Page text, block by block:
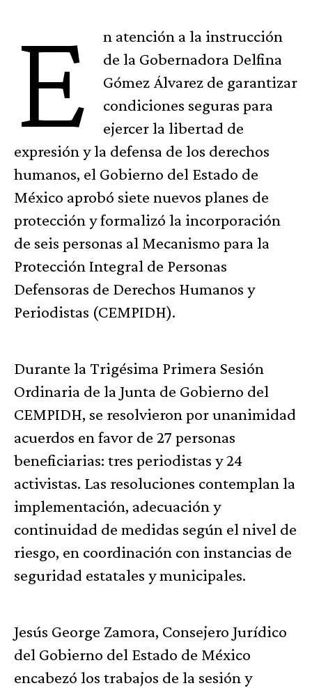
E
n atención a la instrucción
de la Gobernadora Delfina
Gómez Álvarez de garantizar
condiciones seguras para
ejercer la libertad de
expresión y la defensa de los derechos
humanos, el Gobierno del Estado de
México aprobó siete nuevos planes de
protección y formalizó la incorporación
de seis personas al Mecanismo para la
Protección Integral de Personas
Defensoras de Derechos Humanos y
Periodistas (CEMPIDH).
Durante la Trigésima Primera Sesión
Ordinaria de la Junta de Gobierno del
CEMPIDH, se resolvieron por unanimidad
acuerdos en favor de 27 personas
beneficiarias: tres periodistas y 24
activistas. Las resoluciones contemplan la
implementación, adecuación y
continuidad de medidas según el nivel de
riesgo, en coordinación con instancias de
seguridad estatales y municipales.
Jesús George Zamora, Consejero Jurídico
del Gobierno del Estado de México
encabezó los trabajos de la sesión y